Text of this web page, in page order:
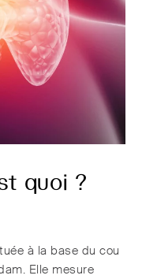
quoi ?
à la base du cou
Elle mesure